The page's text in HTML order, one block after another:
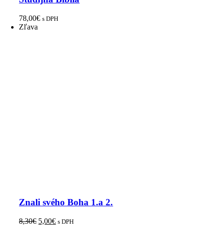
78,00€ s DPH
Zľava
Znali svého Boha 1.a 2.
8,30€ 5,00€ s DPH